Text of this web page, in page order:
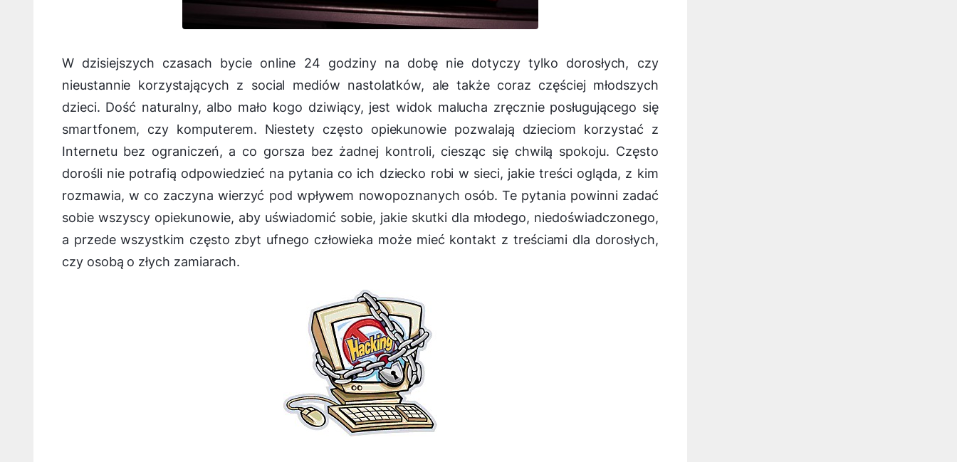
W dzisiejszych czasach bycie online 24 godziny na dobę nie dotyczy tylko dorosłych, czy
nieustannie korzystających z social mediów nastolatków, ale także coraz częściej młodszych
dzieci. Dość naturalny, albo mało kogo dziwiący, jest widok malucha zręcznie posługującego się
smartfonem, czy komputerem. Niestety często opiekunowie pozwalają dzieciom korzystać z
Internetu bez ograniczeń, a co gorsza bez żadnej kontroli, ciesząc się chwilą spokoju. Często
dorośli nie potrafią odpowiedzieć na pytania co ich dziecko robi w sieci, jakie treści ogląda, z kim
rozmawia, w co zaczyna wierzyć pod wpływem nowopoznanych osób. Te pytania powinni zadać
sobie wszyscy opiekunowie, aby uświadomić sobie, jakie skutki dla młodego, niedoświadczonego,
a przede wszystkim często zbyt ufnego człowieka może mieć kontakt z treściami dla dorosłych,
czy osobą o złych zamiarach.